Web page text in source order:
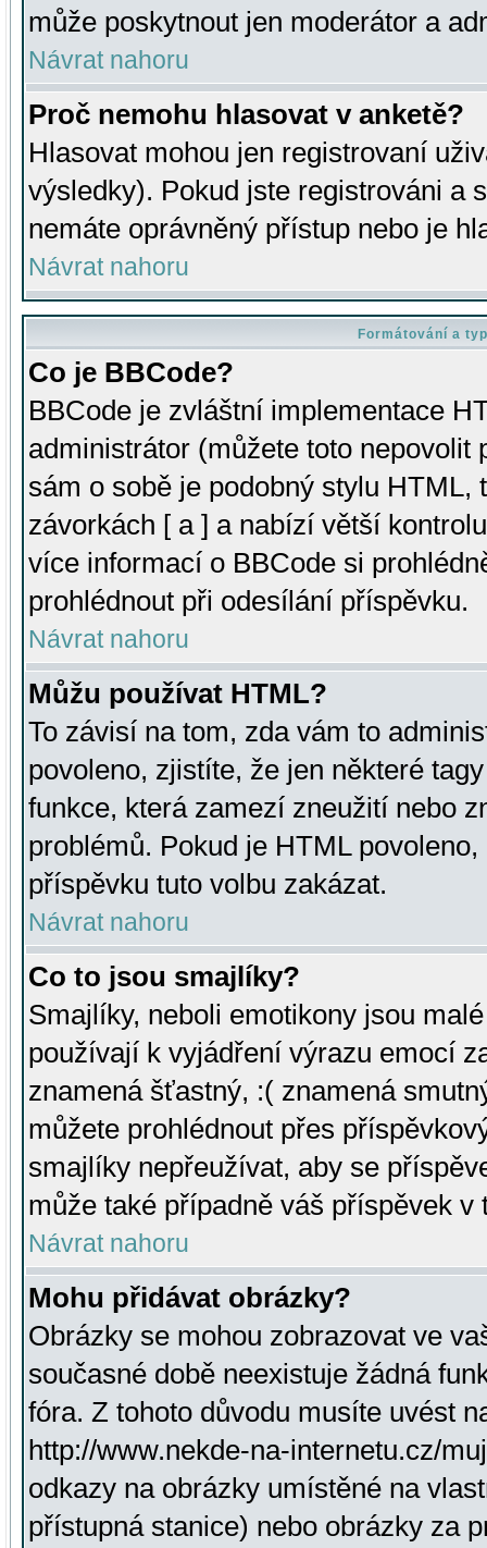
může poskytnout jen moderátor a
Návrat nahoru
Proč nemohu hlasovat v anketě?
Hlasovat mohou jen registrovaní
výsledky). Pokud jste registrováni a
nemáte oprávněný přístup nebo je
Návrat nahoru
Formátování a
Co je BBCode?
BBCode je zvláštní implementace
administrátor (můžete toto
sám o sobě je podobný stylu HTML,
závorkách [ a ] a nabízí větší
více informací o BBCode si
prohlédnout při odesílání příspěvku.
Návrat nahoru
Můžu používat HTML?
To závisí na tom, zda vám to
povoleno, zjistíte, že jen některé
funkce, která zamezí zneužití nebo
problémů. Pokud je HTML
příspěvku tuto volbu zakázat.
Návrat nahoru
Co to jsou smajlíky?
Smajlíky, neboli emotikony jsou
používají k vyjádření výrazu emocí
znamená šťastný, :( znamená
můžete prohlédnout přes
smajlíky nepřeužívat, aby se
může také případně váš příspěvek v
Návrat nahoru
Mohu přidávat obrázky?
Obrázky se mohou zobrazovat ve
současné době neexistuje žádná
fóra. Z tohoto důvodu musíte uvést
http://www.nekde-na-internetu.cz/
odkazy na obrázky umístěné na
přístupná stanice) nebo obrázky za